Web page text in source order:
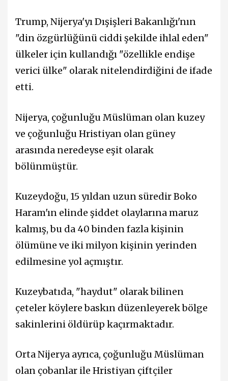
Trump, Nijerya'yı Dışişleri Bakanlığı'nın
"din özgürlüğünü ciddi şekilde ihlal eden"
ülkeler için kullandığı "özellikle endişe
verici ülke" olarak nitelendirdiğini de ifade
etti.
Nijerya, çoğunluğu Müslüman olan kuzey
ve çoğunluğu Hristiyan olan güney
arasında neredeyse eşit olarak
bölünmüştür.
Kuzeydoğu, 15 yıldan uzun süredir Boko
Haram'ın elinde şiddet olaylarına maruz
kalmış, bu da 40 binden fazla kişinin
ölümüne ve iki milyon kişinin yerinden
edilmesine yol açmıştır.
Kuzeybatıda, "haydut" olarak bilinen
çeteler köylere baskın düzenleyerek bölge
sakinlerini öldürüp kaçırmaktadır.
Orta Nijerya ayrıca, çoğunluğu Müslüman
olan çobanlar ile Hristiyan çiftçiler